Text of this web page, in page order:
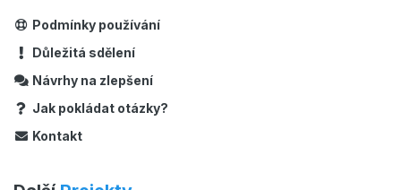
Podmínky používání
Důležitá sdělení
Návrhy na zlepšení
Jak pokládat otázky?
Kontakt